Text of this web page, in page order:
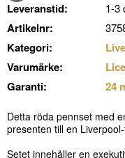
Leveranstid: 1-3
Artikelnr:
Kategori:
Varumärke:
Garanti:
24
Detta röda pennset med
presenten till en
Setet innehåller en